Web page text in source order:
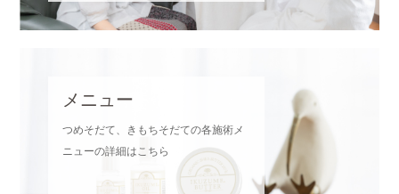
メニュー
つめそだて、きもちそだての各施術メ
ニューの詳細はこちら